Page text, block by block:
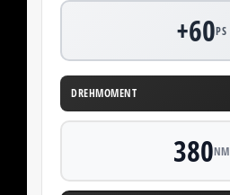
+60PS
DREHMOMENT
380NM